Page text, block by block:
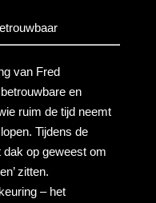
van Fred
en
ruim de tijd neemt
Tijdens de
op geweest om
zitten.
– het